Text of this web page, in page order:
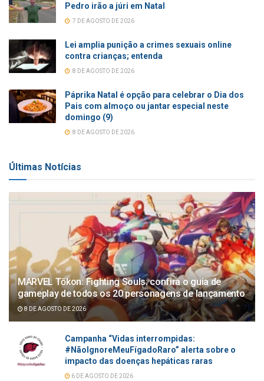
Pedro irão a júri em Natal
7 DE AGOSTO DE 2026
Lei amplia punição a crimes sexuais online
contra crianças; entenda
8 DE AGOSTO DE 2026
Páprika Natal é opção para celebrar o Dia dos
Pais com almoço ou jantar especial neste
domingo (9)
8 DE AGOSTO DE 2026
Últimas Notícias
MARVEL Tōkon: Fighting Souls: confira o guia de
gameplay de todos os 20 personagens de lançamento
8 DE AGOSTO DE 2026
Campanha “Vidas interrompidas:
#NãoIgnoreMeuFígadoRaro” alerta sobre o
impacto das doenças hepáticas raras
6 DE AGOSTO DE 2026